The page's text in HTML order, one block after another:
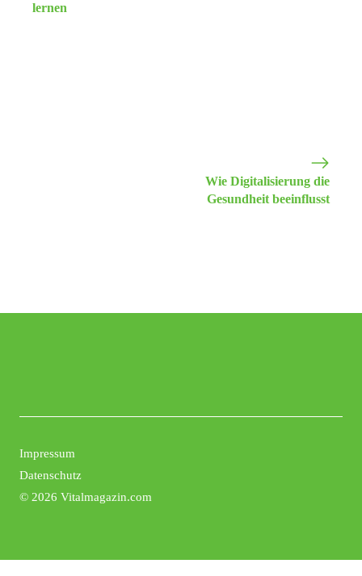
lernen
Wie Digitalisierung die
Gesundheit beeinflusst
© 2026 Vitalmagazin.com
Impressum
Datenschutz